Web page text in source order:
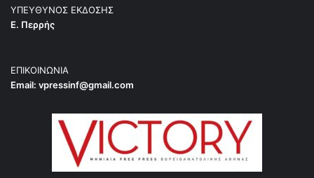
ΥΠΕΥΘΥΝΟΣ ΕΚΔΟΣΗΣ
Ε. Περρής
ΕΠΙΚΟΙΝΩΝΙΑ
Email: vpressinf@gmail.com